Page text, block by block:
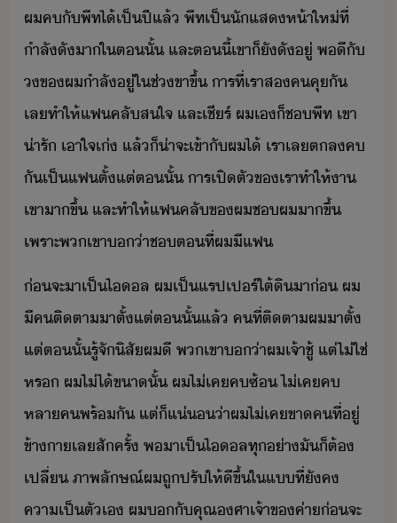
ผ​ค​ั​พีท​ไ้​เป็​ปี​แล้​ ​พีท​เป็​ัแส​ห้าให่​ที่​
ำลั​ั​า​ใ​ตั้​ ​และ​ตี้​เขา​็​ั​ั​ู่​ ​พี​ั​
​ข​ผ​ำลั​ู่​ใ​ช่​ขา​ขึ้​ ​าร​ที่​เรา​ส​ค​คุ​ั​
เล​ทำให้​แฟคลั​สใจ​ ​และ​เชีร์​ ​ผ​เ​็​ช​พีท​ ​เขา​
่ารั​ ​เาใจ​เ่​ ​แล้็​่าจะ​เข้าั​ผ​ไ้​ ​เรา​เล​ตล​ค​
ั​เป็​แฟ​ตั้แต่​ตั้​ ​าร​เปิตั​ข​เรา​ทำให้​า​
เขา​าขึ้​ ​และ​ทำให้​แฟคลั​ข​ผ​ช​ผ​าขึ้​ ​
เพราะ​พเขา​่า​ช​ตที่​ผ​ี​แฟ
่​จะ​า​เป็​ไล​ ​ผ​เป็​แรป​เปร์​ใต้ิ​า​่​ ​ผ​
ี​ค​ติตา​าตั​้​แต่​ตั้​แล้​ ​คที​่​ติตา​ผ​าตั​้​
แต่​ตั้​รู้จั​ิสั​ผ​ี​ ​พเขา​่า​ผ​เจ้าชู้​ ​แต่​ไ่ใช่​
หร​ ​ผ​ไ่ไ้​ขา​ั้​ ​ผ​ไ่เค​ค​ซ้​ ​ไ่เค​ค​
หลา​ค​พร้ั​ ​แต่​็​แ่​่า​ผ​ไ่เค​ขา​คที​่​ู่​
ข้า​า​เล​สัครั้​ ​พ​า​เป็​ไล​ทุ่า​ั​็​ต้​
เปลี่​ ​ภาพลัษณ์​ผ​ถูปรั​ให้​ีขึ้​ใ​แ​ที่​ัค​
คา​เป็ตั​เ​ ​ผ​​ั​คุณ​ศา​เจ้าข​ค่า​่​จะ​